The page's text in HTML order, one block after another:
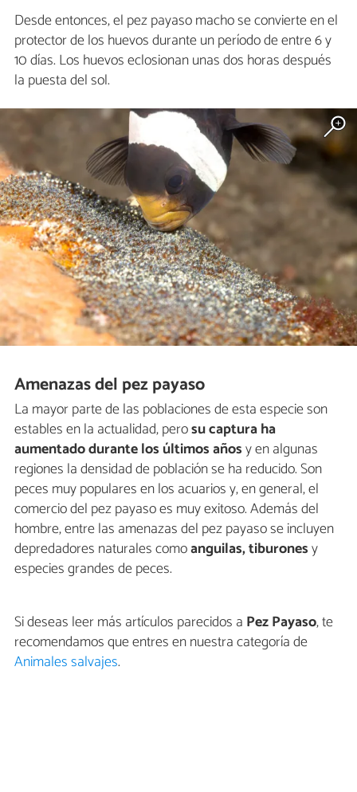
Desde entonces, el pez payaso macho se convierte en el
protector de los huevos durante un período de entre 6 y
10 días. Los huevos eclosionan unas dos horas después
la puesta del sol.
Amenazas del pez payaso
La mayor parte de las poblaciones de esta especie son
estables en la actualidad, perosu captura ha
aumentado durante los últimos añosy en algunas
regiones la densidad de población se ha reducido. Son
peces muy populares en los acuarios y, en general, el
comercio del pez payaso es muy exitoso. Además del
hombre, entre las amenazas del pez payaso se incluyen
depredadores naturales comoanguilas, tiburonesy
especies grandes de peces.
Si deseas leer más artículos parecidos a Pez Payaso, te
recomendamos que entres en nuestra categoría de
Animales salvajes.